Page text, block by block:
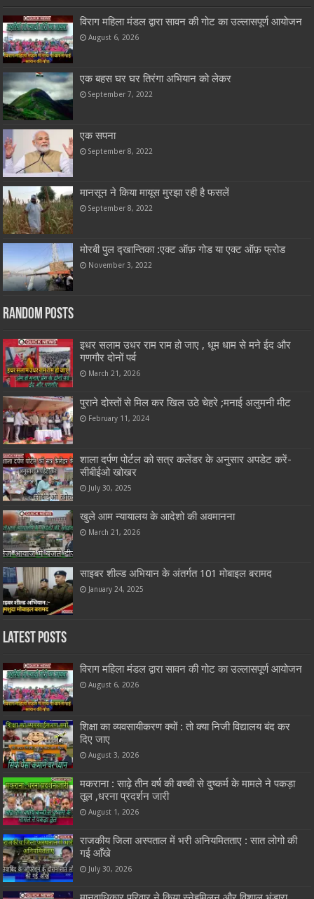
विराग महिला मंडल द्वारा सावन की गोट का उल्लासपूर्ण आयोजन
August 6, 2026
एक बहस घर घर तिरंगा अभियान को लेकर
September 7, 2022
एक सपना
September 8, 2022
मानसून ने किया मायूस मुरझा रही है फसलें
September 8, 2022
मोरबी पुल द्खान्तिका :एक्ट ऑफ़ गोड या एक्ट ऑफ़ फ्रोड
November 3, 2022
Random Posts
इधर सलाम उधर राम राम हो जाए , धूम धाम से मने ईद और
गणगौर दोनों पर्व
March 21, 2026
पुराने दोस्तों से मिल कर खिल उठे चेहरे ;मनाई अलुमनी मीट
February 11, 2024
शाला दर्पण पोर्टल को सत्र कलेंडर के अनुसार अपडेट करें-
सीबीईओ खोखर
July 30, 2025
खुले आम न्यायालय के आदेशो की अवमानना
March 21, 2026
साइबर शील्ड अभियान के अंतर्गत 101 मोबाइल बरामद
January 24, 2025
Latest Posts
विराग महिला मंडल द्वारा सावन की गोट का उल्लासपूर्ण आयोजन
August 6, 2026
शिक्षा का व्यवसायीकरण क्यों : तो क्या निजी विद्यालय बंद कर
दिए जाए
August 3, 2026
मकराना : साढ़े तीन वर्ष की बच्ची से दुष्कर्म के मामले ने पकड़ा
तूल ,धरना प्रदर्शन जारी
August 1, 2026
राजकीय जिला अस्पताल में भरी अनियमितताए : सात लोगो की
गई आँखे
July 30, 2026